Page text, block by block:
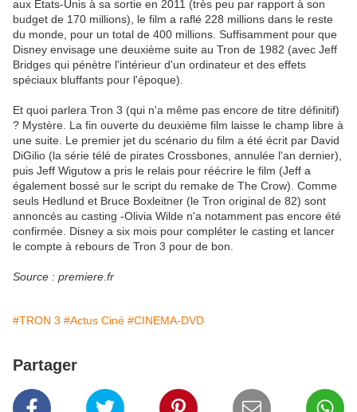
aux Etats-Unis à sa sortie en 2011 (très peu par rapport à son
budget de 170 millions), le film a raflé 228 millions dans le reste
du monde, pour un total de 400 millions. Suffisamment pour que
Disney envisage une deuxième suite au Tron de 1982 (avec Jeff
Bridges qui pénètre l'intérieur d'un ordinateur et des effets
spéciaux bluffants pour l'époque).
Et quoi parlera Tron 3 (qui n'a même pas encore de titre définitif)
? Mystère. La fin ouverte du deuxième film laisse le champ libre à
une suite. Le premier jet du scénario du film a été écrit par David
DiGilio (la série télé de pirates Crossbones, annulée l'an dernier),
puis Jeff Wigutow a pris le relais pour réécrire le film (Jeff a
également bossé sur le script du remake de The Crow). Comme
seuls Hedlund et Bruce Boxleitner (le Tron original de 82) sont
annoncés au casting -Olivia Wilde n'a notamment pas encore été
confirmée. Disney a six mois pour compléter le casting et lancer
le compte à rebours de Tron 3 pour de bon.
Source : premiere.fr
#TRON 3 #Actus Ciné #CINEMA-DVD
Partager